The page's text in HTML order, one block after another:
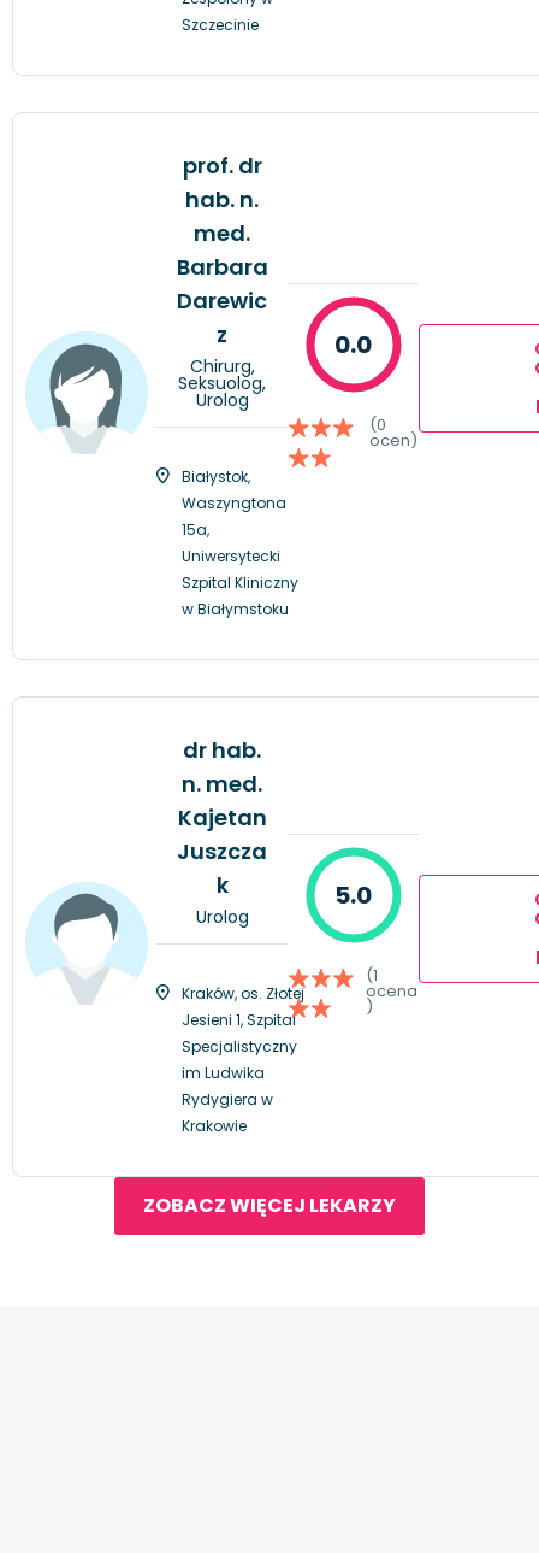
Szczecinie
prof. dr
hab. n.
med.
Barbara
Darewic
z
Chirurg,
Seksuolog,
Urolog
Białystok,
Waszyngtona
15a,
Uniwersytecki
Szpital Kliniczny
w Białymstoku
0.0
(0
ocen)
dr hab.
n. med.
Kajetan
Juszcza
k
Urolog
Kraków, os. Złotej
Jesieni 1, Szpital
Specjalistyczny
im Ludwika
Rydygiera w
Krakowie
5.0
(1
ocena
)
ZOBACZ WIĘCEJ LEKARZY